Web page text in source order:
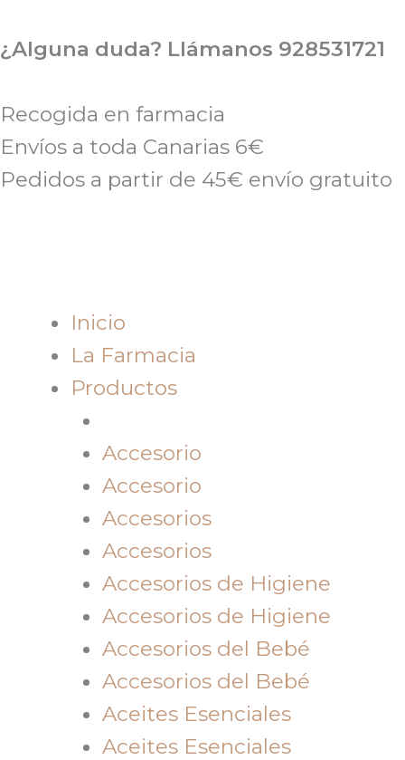
al
¿Alguna duda? Llámanos 928531721
Recogida en farmacia
Envíos a toda Canarias 6€
Pedidos a partir de 45€ envío gratuito
Inicio
La Farmacia
Productos
Accesorio
Accesorio
Accesorios
Accesorios
Accesorios de Higiene
Accesorios de Higiene
Accesorios del Bebé
Accesorios del Bebé
Aceites Esenciales
Aceites Esenciales